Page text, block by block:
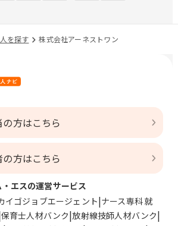
を探す 株式会社アーネストワン
方はこちら
方はこちら
エスの運営サービス
イゴジョブエージェント ナース専科 就
保育士人材バンク 放射線技師人材バンク